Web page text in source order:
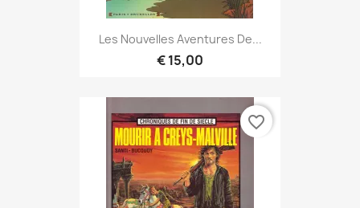
Les Nouvelles Aventures De...
€ 15,00
favorite_border